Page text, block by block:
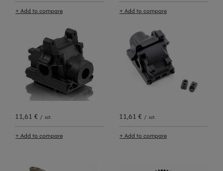
+ Add to compare + Add to compare
11,61 € / szt.
+ Add to compare
11,61 € / szt.
+ Add to compare